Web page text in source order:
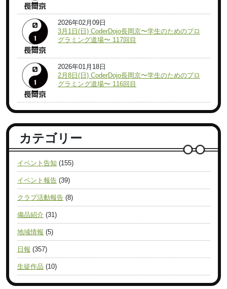
2026年02月09日
3月1日(日) CoderDojo長岡京〜学生のためのプロ
グラミング道場〜 117回目
2026年01月18日
2月8日(日) CoderDojo長岡京〜学生のためのプロ
グラミング道場〜 116回目
カテゴリー
イベント告知 (155)
イベント報告 (39)
クラブ活動報告 (8)
備品紹介 (31)
地域情報 (5)
日報 (357)
生徒作品 (10)